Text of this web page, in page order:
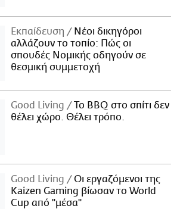
Εκπαίδευση
Νέοι δικηγόροι
αλλάζουν το τοπίο: Πώς οι
σπουδές Νομικής οδηγούν σε
θεσμική συμμετοχή
Good Living
Το BBQ στο σπίτι δεν
θέλει χώρο. Θέλει τρόπο.
Good Living
Οι εργαζόμενοι της
Kaizen Gaming βίωσαν το World
Cup από "μέσα"